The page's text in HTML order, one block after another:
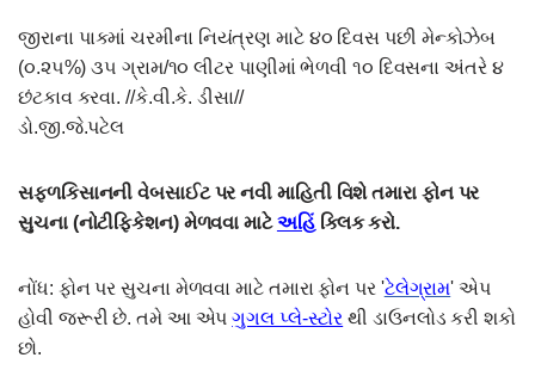
જીરાના પાકમાં ચરમીના નિયંત્રણ માટે ૪૦ દિવસ પછી મેન્કોઝેબ
(૦.૨૫%) ૩૫ ગ્રામ/૧૦ લીટર પાણીમાં ભેળવી ૧૦ દિવસના અંતરે ૪
છંટકાવ કરવા. //કે.વી.કે. ડીસા//
ડો.જી.જે.પટેલ
સફ્ળકિસાનની વેબસાઈટ પર નવી માહિતી વિશે તમારા ફોન પર
સુચના (નોટીફિકેશન) મેળવવા માટેઅહિંક્લિક કરો.
નોંધ: ફોન પર સુચના મેળવવા માટે તમારા ફોન પર 'ટેલેગ્રામ' એપ
હોવી જરૂરી છે. તમે આ એપગુગલ પ્લે-સ્ટોર થી ડાઉનલોડ કરી શકો
છો.